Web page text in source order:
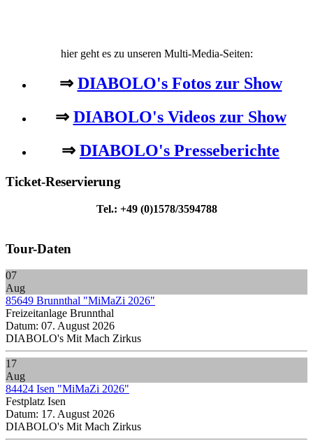
hier geht es zu unseren Multi-Media-Seiten:
⇒ DIABOLO's Fotos zur Show
⇒ DIABOLO's Videos zur Show
⇒ DIABOLO's Presseberichte
Ticket-Reservierung
Tel.: +49 (0)1578/3594788
Tour-Daten
07
Aug
85649 Brunnthal "MiMaZi 2026"
Freizeitanlage Brunnthal
Datum: 07. August 2026
DIABOLO's Mit Mach Zirkus
17
Aug
84424 Isen "MiMaZi 2026"
Festplatz Isen
Datum: 17. August 2026
DIABOLO's Mit Mach Zirkus